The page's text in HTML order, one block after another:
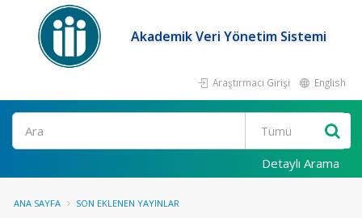
Akademik Veri Yönetim Sistemi
Araştırmacı Girişi English
Ara
Detaylı Arama
ANA SAYFA SON EKLENEN YAYINLAR